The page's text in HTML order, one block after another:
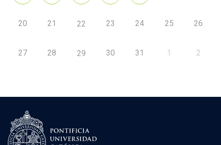
20 21 22 23 24 25 26
27 28 29 30 31 1 2